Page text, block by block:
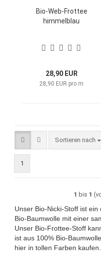
Bio-Web-Frottee
himmelblau
28,90 EUR
28,90 EUR pro m
Sortieren nach
Sortieren nach
1
1 bis 1
Unser Bio-Nicki-Stoff ist
Bio-Baumwolle mit einer
Unser Bio-Frottee-Stoff
ist aus 100% Bio-
hier in tollen Farben kaufen.